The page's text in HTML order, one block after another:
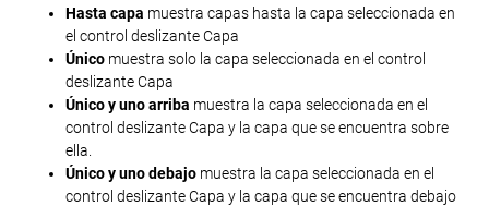
Hasta capa muestra capas hasta la capa seleccionada en
el control deslizante Capa
Único muestra solo la capa seleccionada en el control
deslizante Capa
Único y uno arriba muestra la capa seleccionada en el
control deslizante Capa y la capa que se encuentra sobre
ella.
Único y uno debajo muestra la capa seleccionada en el
control deslizante Capa y la capa que se encuentra debajo